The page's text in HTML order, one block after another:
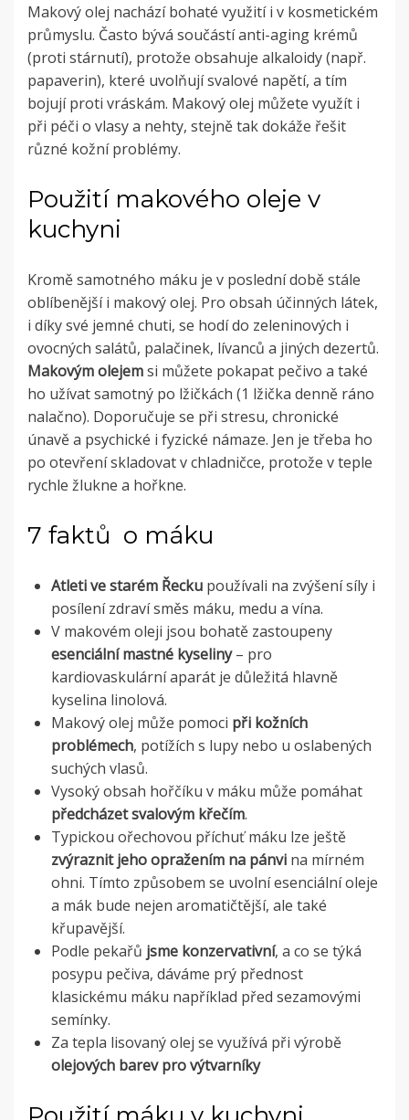
Makový olej nachází bohaté využití i v kosmetickém
průmyslu. Často bývá součástí anti-aging krémů
(proti stárnutí), protože obsahuje alkaloidy (např.
papaverin), které uvolňují svalové napětí, a tím
bojují proti vráskám. Makový olej můžete využít i
při péči o vlasy a nehty, stejně tak dokáže řešit
různé kožní problémy.
Použití makového oleje v
kuchyni
Kromě samotného máku je v poslední době stále
oblíbenější i makový olej. Pro obsah účinných látek,
i díky své jemné chuti, se hodí do zeleninových i
ovocných salátů, palačinek, lívanců a jiných dezertů.
Makovým olejemsi můžete pokapat pečivo a také
ho užívat samotný po lžičkách (1 lžička denně ráno
nalačno). Doporučuje se při stresu, chronické
únavě a psychické i fyzické námaze. Jen je třeba ho
po otevření skladovat v chladničce, protože v teple
rychle žlukne a hořkne.
7 faktů o máku
Atleti ve starém Řecku používali na zvýšení síly i
posílení zdraví směs máku, medu a vína.
V makovém oleji jsou bohatě zastoupeny
esenciální mastné kyseliny– pro
kardiovaskulární aparát je důležitá hlavně
kyselina linolová.
Makový olej může pomoci při kožních
problémech, potížích s lupy nebo u oslabených
suchých vlasů.
Vysoký obsah hořčíku v máku může pomáhat
předcházet svalovým křečím.
Typickou ořechovou příchuť máku lze ještě
zvýraznit jeho opražením na pánvi na mírném
ohni. Tímto způsobem se uvolní esenciální oleje
a mák bude nejen aromatičtější, ale také
křupavější.
Podle pekařů jsme konzervativní, a co se týká
posypu pečiva, dáváme prý přednost
klasickému máku například před sezamovými
semínky.
Za tepla lisovaný olej se využívá při výrobě
olejových barev pro výtvarníky